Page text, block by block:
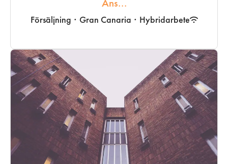
Ans...
Försäljning · Gran Canaria · Hybridarbete